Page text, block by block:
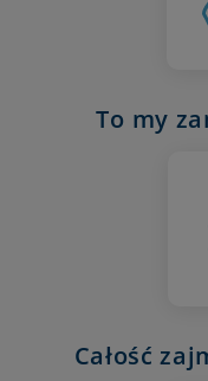
To my
Całość